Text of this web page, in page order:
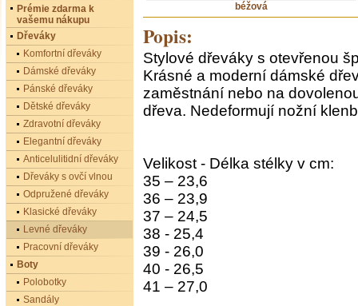
béžová
Popis:
Stylové dřeváky s otevřenou
Krásné a moderní dámské
zaměstnání nebo na
dřeva. Nedeformují nožní
Velikost - Délka stélky v cm:
35 – 23,6
36 – 23,9
37 – 24,5
38 - 25,4
39 - 26,0
40 - 26,5
41 – 27,0
Prémie zdarma k
vašemu nákupu
Dřeváky
Komfortní dřeváky
Dámské dřeváky
Pánské dřeváky
Dětské dřeváky
Zdravotní dřeváky
Elegantní dřeváky
Anticelulitidní dřeváky
Dřeváky s ovčí vlnou
Odpružené dřeváky
Klasické dřeváky
Levné dřeváky
Pracovní dřeváky
Boty
Polobotky
Sandály